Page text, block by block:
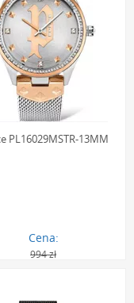
PL16029MSTR-13MM
Cena:
994 zł